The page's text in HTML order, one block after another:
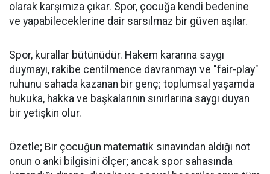
olarak karşımıza çıkar. Spor, çocuğa kendi bedenine
ve yapabileceklerine dair sarsılmaz bir güven aşılar.
​Spor, kurallar bütünüdür. Hakem kararına saygı
duymayı, rakibe centilmence davranmayı ve "fair-play"
ruhunu sahada kazanan bir genç; toplumsal yaşamda
hukuka, hakka ve başkalarının sınırlarına saygı duyan
bir yetişkin olur.
​Özetle; Bir çocuğun matematik sınavından aldığı not
onun o anki bilgisini ölçer; ancak spor sahasında